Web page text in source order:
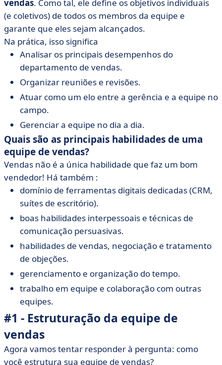
vendas. Como tal, ele define os objetivos individuais
(e coletivos) de todos os membros da equipe e
garante que eles sejam alcançados.
Na prática, isso significa
Analisar os principais desempenhos do
departamento de vendas.
Organizar reuniões e revisões.
Atuar como um elo entre a gerência e a equipe no
campo.
Gerenciar a equipe no dia a dia.
Quais são as principais habilidades de uma
equipe de vendas?
Vendas não é a única habilidade que faz um bom
vendedor! Há também :
domínio de ferramentas digitais dedicadas (CRM,
suítes de escritório).
boas habilidades interpessoais e técnicas de
comunicação persuasivas.
habilidades de vendas, negociação e tratamento
de objeções.
gerenciamento e organização do tempo.
trabalho em equipe e colaboração com outras
equipes.
#1 - Estruturação da equipe de
vendas
Agora vamos tentar responder à pergunta: como
você estrutura sua equipe de vendas?